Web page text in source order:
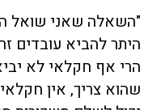
"השאלה שאני שואל
היתר להביא עובדים
הרי אף חקלאי לא
שהוא צריך, אין